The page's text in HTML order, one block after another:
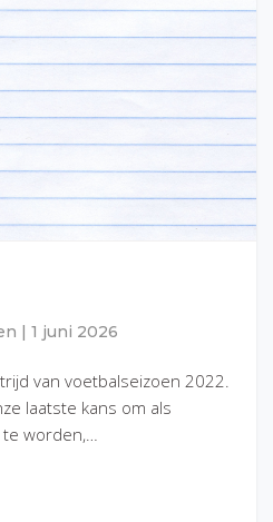
1 juni 2026
van voetbalseizoen 2022.
laatste kans om als
worden,…